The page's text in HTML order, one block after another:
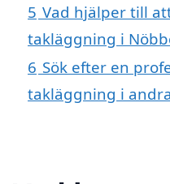
5 Vad hjälper till
takläggning i
6 Sök efter en
takläggning i